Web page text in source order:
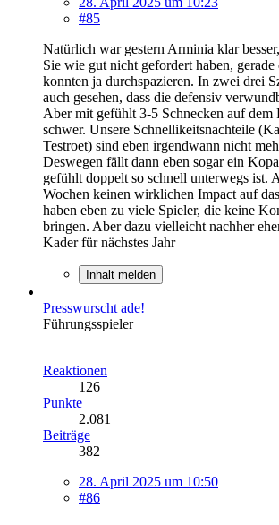
#85
Natürlich war gestern Arminia klar
Sie wie gut nicht gefordert haben,
konnten ja durchspazieren. In zwei drei
auch gesehen, dass die defensiv
Aber mit gefühlt 3-5 Schnecken auf dem
schwer. Unsere Schnellikeitsnachteile
Testroet) sind eben irgendwann nicht
Deswegen fällt dann eben sogar ein
gefühlt doppelt so schnell unterwegs ist.
Wochen keinen wirklichen Impact auf
haben eben zu viele Spieler, die keine
bringen. Aber dazu vielleicht nachher
Kader für nächstes Jahr
Inhalt melden
Presswurscht ade!
Führungsspieler
Reaktionen
126
Punkte
2.081
Beiträge
382
28. April 2025 um 10:50
#86